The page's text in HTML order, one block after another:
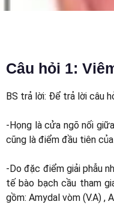
Câu hỏi 1:
BS trả lời: Để trả lời câu
-Họng là cửa ngõ nối
cũng là điểm đầu tiên
-Do đặc điểm giải phẫu
tế bào bạch cầu tham
gồm: Amydal vòm (V.A) ,